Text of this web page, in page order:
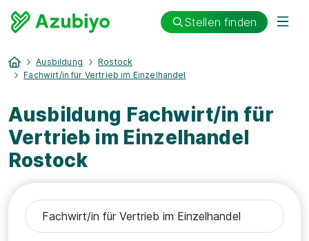
Stellen finden
Ausbildung
Rostock
Fachwirt/in für Vertrieb im Einzelhandel
Ausbildung Fachwirt/in für
Vertrieb im Einzelhandel
Rostock